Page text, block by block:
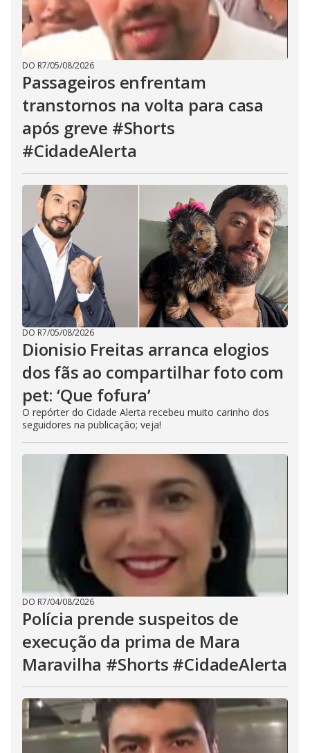
DO R7/05/08/2026
Passageiros enfrentam
transtornos na volta para casa
após greve #Shorts
#CidadeAlerta
DO R7/05/08/2026
Dionisio Freitas arranca elogios
dos fãs ao compartilhar foto com
pet: ‘Que fofura’
O repórter do Cidade Alerta recebeu muito carinho dos
seguidores na publicação; veja!
DO R7/04/08/2026
Polícia prende suspeitos de
execução da prima de Mara
Maravilha #Shorts #CidadeAlerta